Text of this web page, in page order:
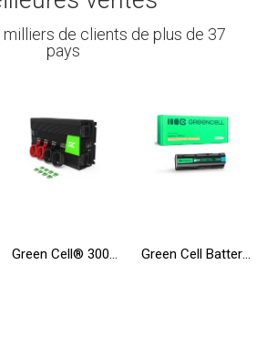
milliers de clients de plus de 37
pays
Green Cell® 3000W/6000W Convertisseur de Tension DC 12V AC 230V Onduleur Power Inverter Green Cell Batterie MU06 593553-001 593554-001 pour HP 250 G1 255 G1 Pavilion DV6 DV7 DV6-6000 G6-2200 G6-2300 G7-1100 G7-2200